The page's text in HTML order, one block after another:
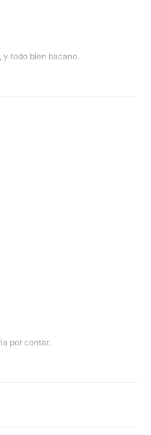
y todo bien bacano.
por contar.